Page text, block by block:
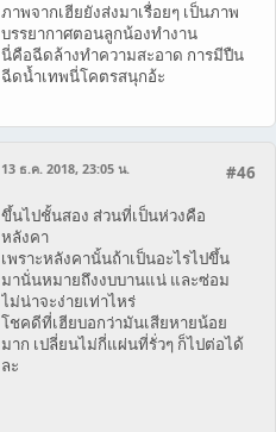
ภาพจากเฮียยังส่งมาเรื่อยๆ เป็นภาพ
บรรยากาศตอนลูกน้องทำงาน
นี่คือฉีดล้างทำความสะอาด การมีปืน
ฉีดน้ำเทพนี่โคตรสนุกอ้ะ
#46
13 ธ.ค. 2018, 23:05 น.
ขึ้นไปชั้นสอง ส่วนที่เป็นห่วงคือ
หลังคา
เพราะหลังคานั้นถ้าเป็นอะไรไปขึ้น
มานั่นหมายถึงงบบานแน่ และซ่อม
ไม่น่าจะง่ายเท่าไหร่
โชคดีที่เฮียบอกว่ามันเสียหายน้อย
มาก เปลี่ยนไม่กี่แผ่นที่รั่วๆ ก็ไปต่อได้
ละ